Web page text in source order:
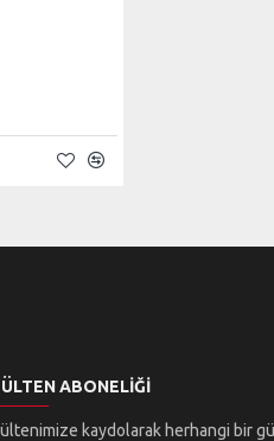
ABONELIĞI
kaydolarak herhangi bir